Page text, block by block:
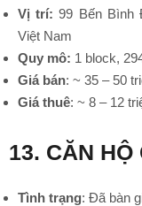
Vị trí: 99 Bến Bình
Việt Nam
Quy mô: 1 block,
Giá bán: ~ 35 – 50
Giá thuê: ~ 8 – 12
13. CĂN HỘ
Tình trạng: Đã bàn